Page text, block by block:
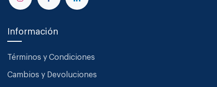
Información
Términos y Condiciones
Cambios y Devoluciones